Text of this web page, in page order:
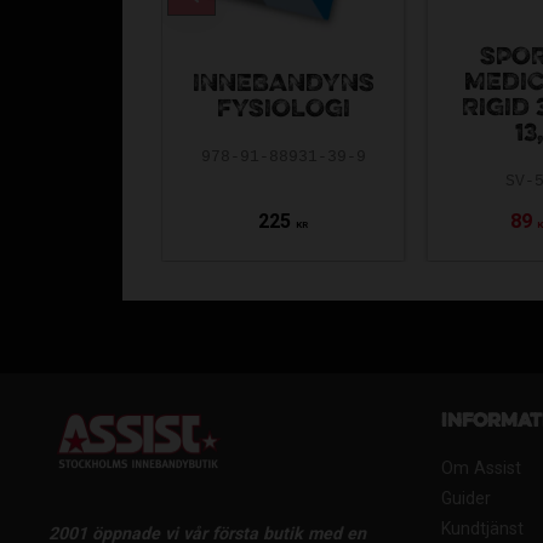
INNEBANDYNS
FYSIOLOGI
225 KR
RIGID
89
2001 öppnade vi vår första butik med en
Om Assist
Guider
Kundtjänst